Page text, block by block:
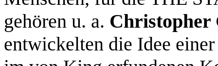
gehören u. a. Christopher
entwickelten die Idee